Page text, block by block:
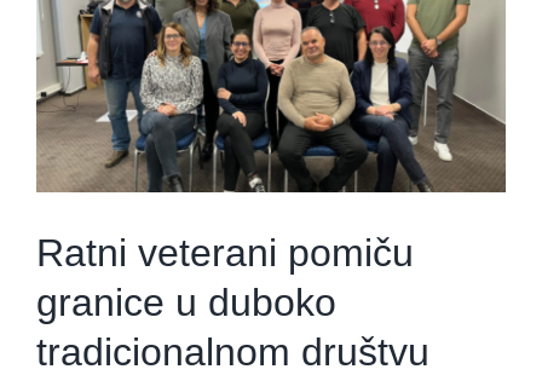
Ratni veterani pomiču
granice u duboko
tradicionalnom društvu